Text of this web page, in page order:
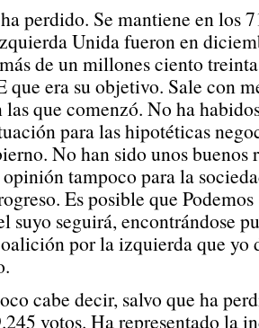
perdido. Se mantiene en los
Unida fueron en
de un millones ciento
que era su objetivo. Sale con
que comenzó. No ha
para las hipotéticas
No han sido unos buenos
tampoco para la
Es posible que
suyo seguirá, encontrándose
por la izquierda que yo
cabe decir, salvo que ha
votos. Ha representado la